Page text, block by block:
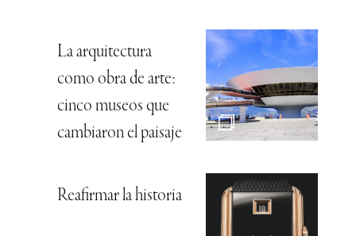
La arquitectura
como obra de arte:
cinco museos que
cambiaron el paisaje
Reafirmar la historia